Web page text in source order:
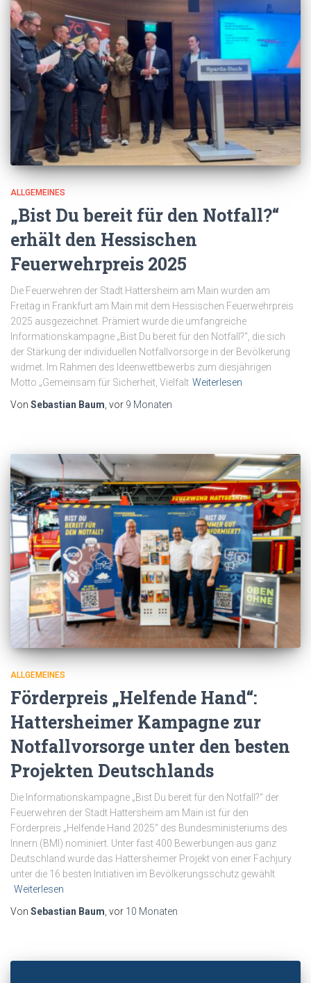
ALLGEMEINES
„Bist Du bereit für den Notfall?“
erhält den Hessischen
Feuerwehrpreis 2025
Die Feuerwehren der Stadt Hattersheim am Main wurden am
Freitag in Frankfurt am Main mit dem Hessischen Feuerwehrpreis
2025 ausgezeichnet. Prämiert wurde die umfangreiche
Informationskampagne „Bist Du bereit für den Notfall?“, die sich
der Stärkung der individuellen Notfallvorsorge in der Bevölkerung
widmet. Im Rahmen des Ideenwettbewerbs zum diesjährigen
Motto „Gemeinsam für Sicherheit, Vielfalt Weiterlesen
Von Sebastian Baum , vor 9 Monaten
ALLGEMEINES
Förderpreis „Helfende Hand“:
Hattersheimer Kampagne zur
Notfallvorsorge unter den besten
Projekten Deutschlands
Die Informationskampagne „Bist Du bereit für den Notfall?“ der
Feuerwehren der Stadt Hattersheim am Main ist für den
Förderpreis „Helfende Hand 2025“ des Bundesministeriums des
Innern (BMI) nominiert. Unter fast 400 Bewerbungen aus ganz
Deutschland wurde das Hattersheimer Projekt von einer Fachjury
unter die 16 besten Initiativen im Bevölkerungsschutz gewählt
Weiterlesen
Von Sebastian Baum , vor 10 Monaten